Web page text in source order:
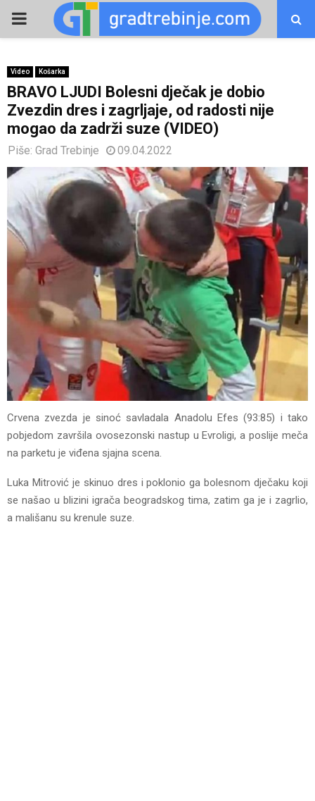
PRIMARY
Video Košarka
BRAVO LJUDI Bolesni dječak je dobio
Zvezdin dres i zagrljaje, od radosti nije
mogao da zadrži suze (VIDEO)
Piše: Grad Trebinje 09.04.2022
Crvena zvezda je sinoć savladala Anadolu Efes (93:85) i tako
pobjedom završila ovosezonski nastup u Evroligi, a poslije meča
na parketu je viđena sjajna scena.
Luka Mitrović je skinuo dres i poklonio ga bolesnom dječaku koji
se našao u blizini igrača beogradskog tima, zatim ga je i zagrlio,
a mališanu su krenule suze.